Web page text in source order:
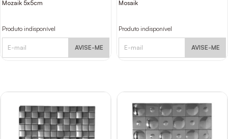
Mozaik 5x5cm
Produto indisponível
AVISE-ME
Mosaik
Produto indisponível
AVISE-ME